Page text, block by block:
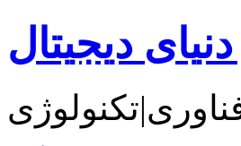
دنیای دیجیتال